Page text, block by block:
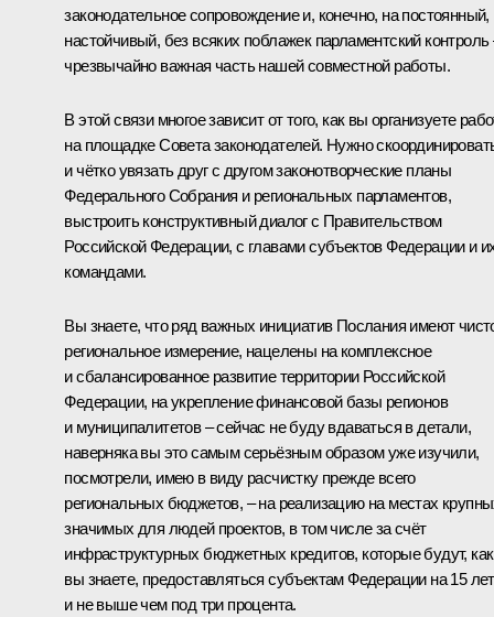
законодательное сопровождение и, конечно, на постоянный,
настойчивый, без всяких поблажек парламентский контроль
чрезвычайно важная часть нашей совместной работы.
В этой связи многое зависит от того, как вы организуете
на площадке Совета законодателей. Нужно
и чётко увязать друг с другом законотворческие планы
Федерального Собрания и региональных парламентов,
выстроить конструктивный диалог с Правительством
Российской Федерации, с главами субъектов Федерации и
командами.
Вы знаете, что ряд важных инициатив Послания имеют
региональное измерение, нацелены на комплексное
и сбалансированное развитие территории Российской
Федерации, на укрепление финансовой базы регионов
и муниципалитетов – сейчас не буду вдаваться в детали,
наверняка вы это самым серьёзным образом уже изучили,
посмотрели, имею в виду расчистку прежде всего
региональных бюджетов, – на реализацию на местах
значимых для людей проектов, в том числе за счёт
инфраструктурных бюджетных кредитов, которые будут, как
вы знаете, предоставляться субъектам Федерации на 15 лет
и не выше чем под три процента.